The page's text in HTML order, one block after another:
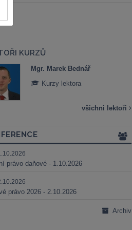
KURZŮ
Mgr. Marek Bednář
Kurzy lektora
všichni lektoři
právo daňové - 1.10.2026
právo 2026 - 2.10.2026
Archiv